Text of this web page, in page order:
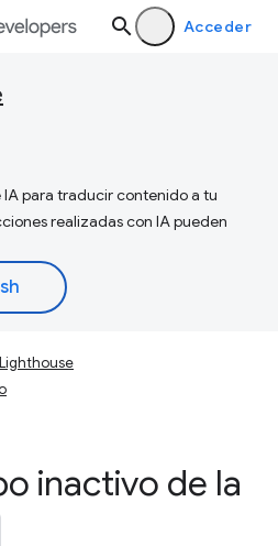
Acceder
para traducir contenido a tu
realizadas con IA pueden
Lighthouse
inactivo de la